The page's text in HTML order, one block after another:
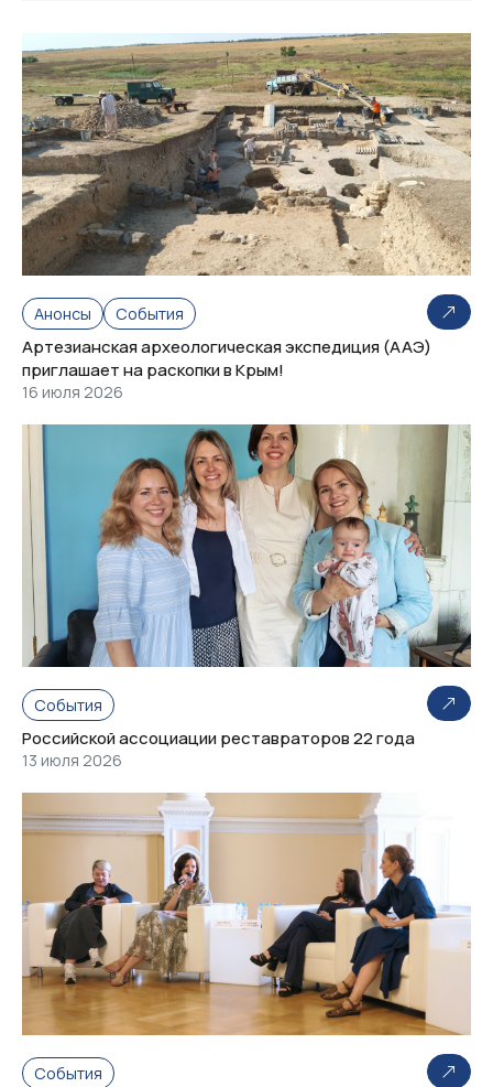
Анонсы События
Артезианская археологическая экспедиция (ААЭ)
приглашает на раскопки в Крым!
16 июля 2026
События
Российской ассоциации реставраторов 22 года
13 июля 2026
События